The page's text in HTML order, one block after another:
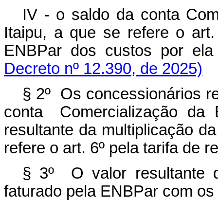
IV - o saldo da conta
Itaipu, a que se refere o
ENBPar dos custos por
Decreto nº 12.390, de 2025)
§ 2º Os concessionários
conta
Comercialização
resultante da multiplicação
refere o art. 6º pela tarifa de
§ 3º O valor resultante
faturado pela ENBPar com os